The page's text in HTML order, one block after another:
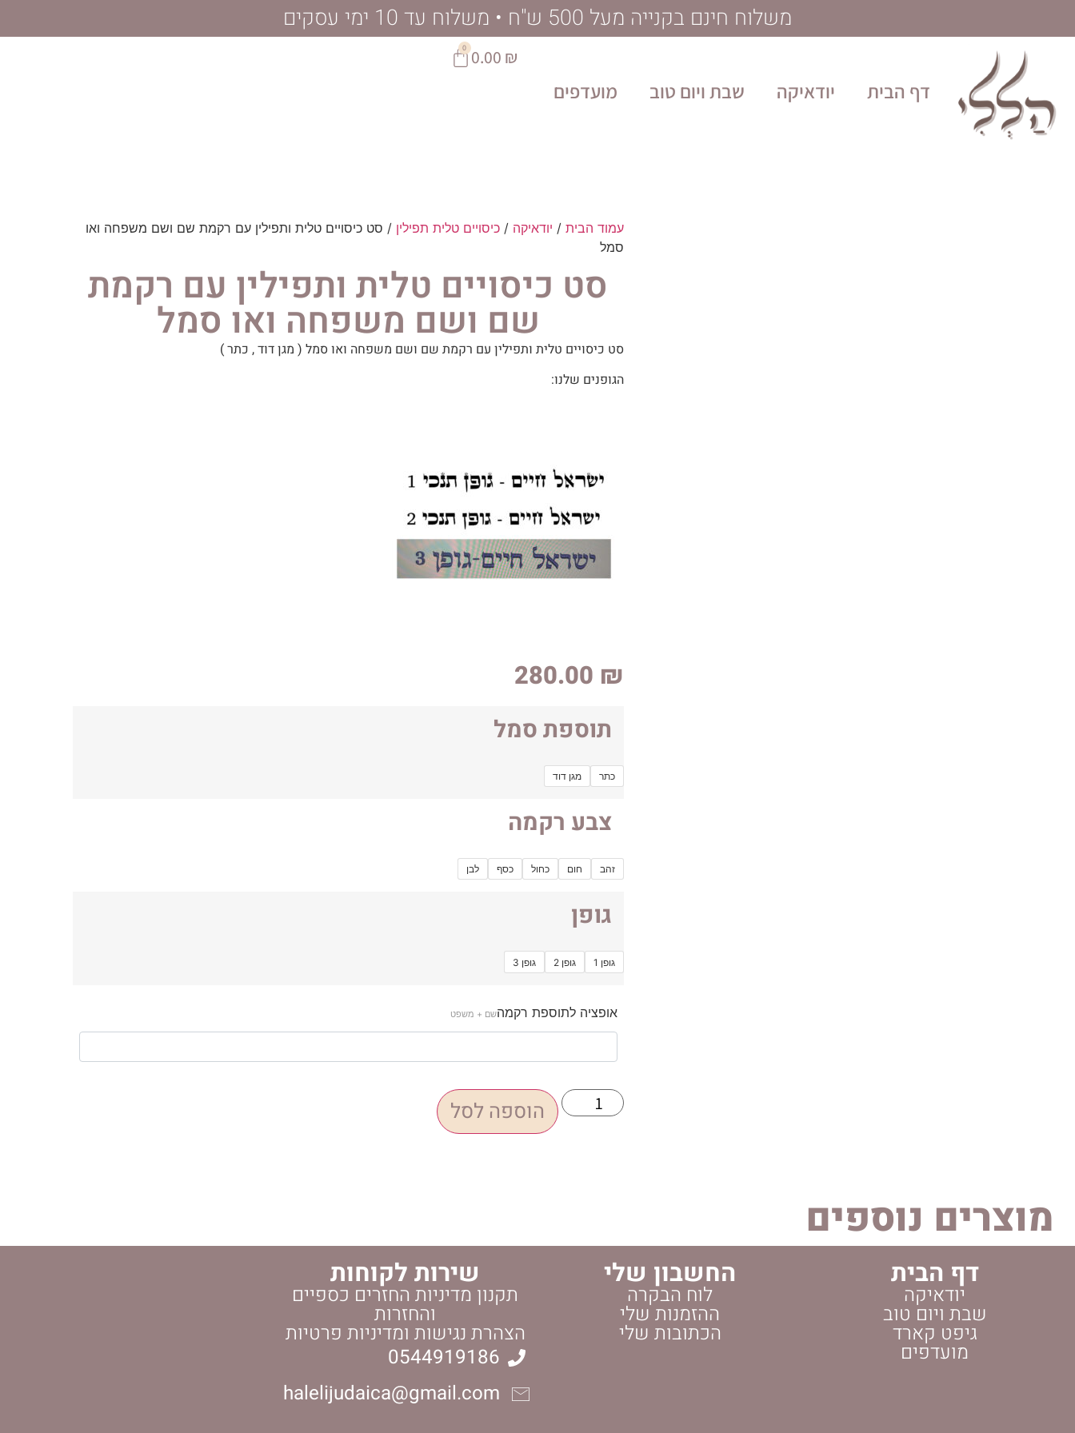
משלוח חינם בקנייה מעל 500 ש"ח • משלוח עד 10 ימי עסקים
דף הבית יודאיקה שבת ויום טוב מועדפים
0.00 ₪
0
עמוד הבית/ יודאיקה / כיסויים טלית תפילין / סט כיסויים טלית ותפילין עם רקמת שם ושם משפחה ואו
סמל
סט כיסויים טלית ותפילין עם רקמת
שם ושם משפחה ואו סמל
סט כיסויים טלית ותפילין עם רקמת שם ושם משפחה ואו סמל ( מגן דוד , כתר )
הגופנים שלנו:
280.00 ₪
תוספת סמל
כתר מגן דוד
צבע רקמה
זהב חום כחול כסף לבן
גופן
גופן 1 גופן 2 גופן 3
אופציה לתוספת רקמהשם + משפט
הוספה לסל
מוצרים נוספים
דף הבית
יודאיקה
שבת ויום טוב
גיפט קארד
מועדפים
החשבון שלי
לוח הבקרה
ההזמנות שלי
הכתובות שלי
שירות לקוחות
תקנון מדיניות החזרים כספיים
והחזרות
הצהרת נגישות ומדיניות פרטיות
0544919186
halelijudaica@gmail.com